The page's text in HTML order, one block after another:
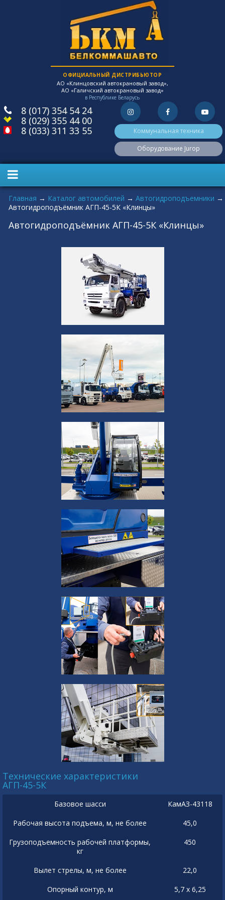
ОФИЦИАЛЬНЫЙ ДИСТРИБЬЮТОР
АО «Клинцовский автокрановый завод»,
АО «Галичский автокрановый завод»
в Республике Беларусь
8 (017) 354 54 24
8 (029) 355 44 00
8 (033) 311 33 55
Коммунальная техника
Оборудование Jurop
Вы здесь
Главная → Каталог автомобилей → Автогидроподъемники →
Автогидроподъёмник АГП-45-5К «Клинцы»
Автогидроподъёмник АГП-45-5К «Клинцы»
Технические характеристики
АГП-45-5К
Базовое шасси
КамАЗ-43118
Рабочая высота подъема, м, не более
45,0
Грузоподъемность рабочей платформы,
кг
450
Вылет стрелы, м, не более
22,0
Опорный контур, м
5,7 х 6,25